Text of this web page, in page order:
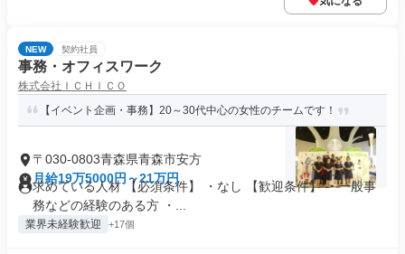
NEW 契約社員
事務・オフィスワーク
株式会社ＩＣＨＩＣＯ
【イベント企画・事務】20～30代中心の女性のチームです！
〒030-0803青森県青森市安方
月給19万5000円～21万円
求めている人材 【必須条件】 ・なし 【歓迎条件】 ・一般事
務などの経験のある方 ・...
業界未経験歓迎 +17個